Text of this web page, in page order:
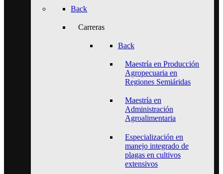
Back
Carreras
Back
Maestría en Producción
Agropecuaria en
Regiones Semiáridas
Maestría en
Administración
Agroalimentaria
Especialización en
manejo integrado de
plagas en cultivos
extensivos